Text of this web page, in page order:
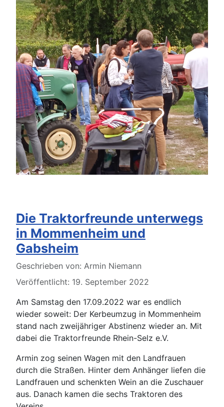
Die Traktorfreunde unterwegs
in Mommenheim und
Gabsheim
Details
Geschrieben von: Armin Niemann
Veröffentlicht: 19. September 2022
Am Samstag den 17.09.2022 war es endlich
wieder soweit: Der Kerbeumzug in Mommenheim
stand nach zweijähriger Abstinenz wieder an. Mit
dabei die Traktorfreunde Rhein-Selz e.V.
Armin zog seinen Wagen mit den Landfrauen
durch die Straßen. Hinter dem Anhänger liefen die
Landfrauen und schenkten Wein an die Zuschauer
aus. Danach kamen die sechs Traktoren des